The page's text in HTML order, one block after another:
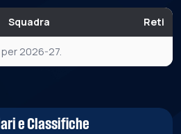
Squadra Reti
2026-27.
e Classifiche